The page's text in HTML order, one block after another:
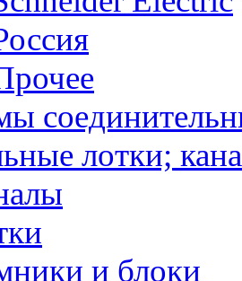
лотки;
и блоки